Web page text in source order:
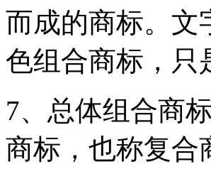
而成的商标。文
色组合商标，只
7、总体组合商
商标，也称复合